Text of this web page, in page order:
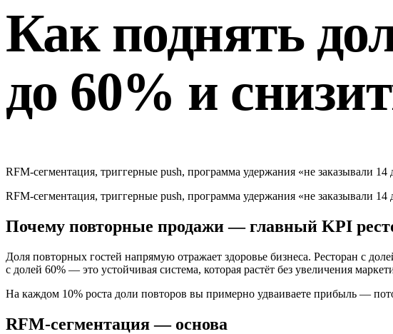
Как поднять
до 60% и
RFM-сегментация, триггерные push, программа удержания «не заказывали
RFM-сегментация, триггерные push, программа удержания «не заказывали
Почему повторные продажи — главный KPI
Доля повторных гостей напрямую отражает здоровье бизнеса. Ресторан с
с долей 60% — это устойчивая система, которая растёт без увеличения
На каждом 10% роста доли повторов вы примерно удваиваете прибыль —
RFM-сегментация — основа